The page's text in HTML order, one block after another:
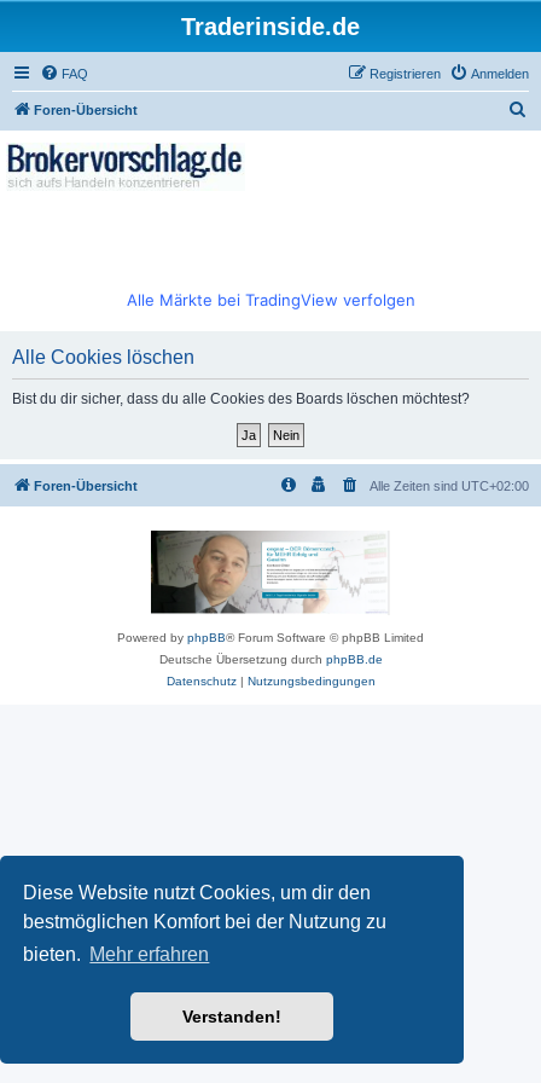
Diese Website nutzt Cookies, um dir den
bestmöglichen Komfort bei der Nutzung zu
bieten. Mehr erfahren
Verstanden!
Traderinside.de
FAQ Anmelden
Registrieren
Foren-Übersicht
Alle Märkte bei TradingView verfolgen
Alle Cookies löschen
Bist du dir sicher, dass du alle Cookies des Boards löschen möchtest?
Foren-Übersicht Alle Zeiten sind UTC+02:00
Powered by phpBB® Forum Software © phpBB Limited
Deutsche Übersetzung durch phpBB.de
Datenschutz| Nutzungsbedingungen